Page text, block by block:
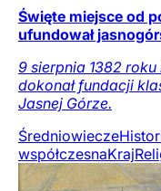
Święte miejsce od
ufundował
9 sierpnia 1382 roku
dokonał fundacji
Jasnej Górze.
Średniowiecze
współczesnaKraj